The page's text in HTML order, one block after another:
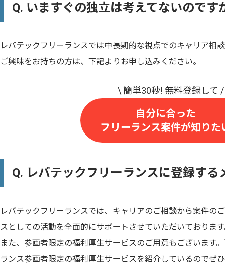
Q. いますぐの独立は考えてないのです
レバテックフリーランスでは中長期的な視点でのキャリア相
ご興味をお持ちの方は、下記よりお申し込みください。
自分に合った
フリーランス案件が知りた
Q. レバテックフリーランスに登録する
レバテックフリーランスでは、キャリアのご相談から案件の
スとしての活動を全面的にサポートさせていただいておりま
また、参画者限定の福利厚生サービスのご用意もございます
ランス参画者限定の福利厚生サービスを紹介しているのでぜ